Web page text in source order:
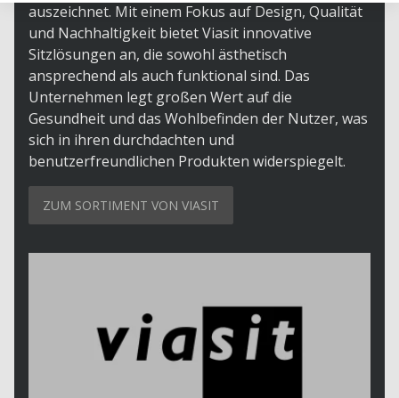
auszeichnet. Mit einem Fokus auf Design, Qualität
und Nachhaltigkeit bietet Viasit innovative
Sitzlösungen an, die sowohl ästhetisch
ansprechend als auch funktional sind. Das
Unternehmen legt großen Wert auf die
Gesundheit und das Wohlbefinden der Nutzer, was
sich in ihren durchdachten und
benutzerfreundlichen Produkten widerspiegelt.
ZUM SORTIMENT VON VIASIT